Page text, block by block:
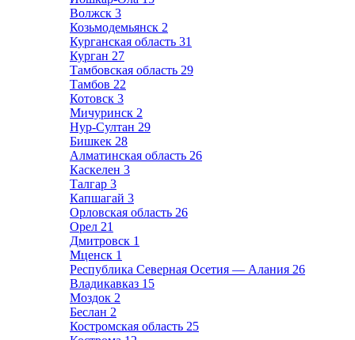
Волжск 3
Козьмодемьянск 2
Курганская область 31
Курган 27
Тамбовская область 29
Тамбов 22
Котовск 3
Мичуринск 2
Нур-Султан 29
Бишкек 28
Алматинская область 26
Каскелен 3
Талгар 3
Капшагай 3
Орловская область 26
Орел 21
Дмитровск 1
Мценск 1
Республика Северная Осетия — Алания 26
Владикавказ 15
Моздок 2
Беслан 2
Костромская область 25